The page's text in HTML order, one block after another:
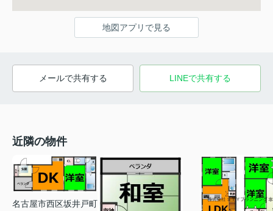
地図アプリで見る
メールで共有する LINEで共有する
近隣の物件
名古屋市西区坂井戸町